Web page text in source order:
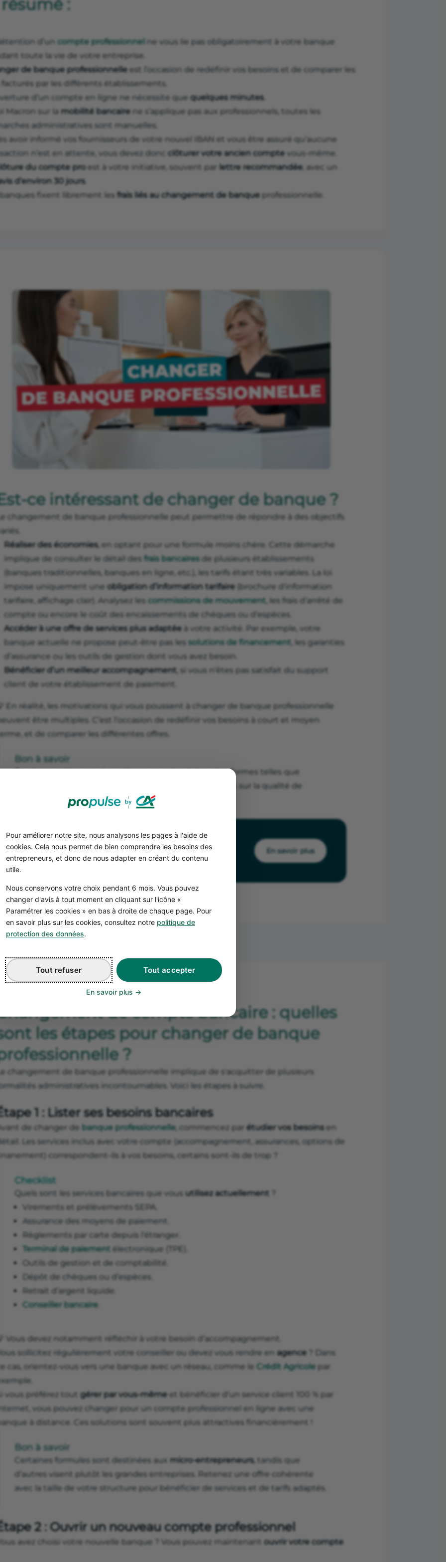
Pour améliorer notre site, nous analysons les pages à l'aide de
cookies. Cela nous permet de bien comprendre les besoins des
entrepreneurs, et donc de nous adapter en créant du contenu
utile.
Nous conservons votre choix pendant 6 mois. Vous pouvez
changer d'avis à tout moment en cliquant sur l'icône «
Paramétrer les cookies » en bas à droite de chaque page. Pour
en savoir plus sur les cookies, consultez notre politique de
protection des données.
Tout accepter
Tout refuser
En savoir plus
:
d’un compte professionnel ne vous lie pas obligatoirement à votre banque
toute la vie de votre entreprise.
de banque professionnelle est l’occasion de redéfinir vos besoins et de comparer les
facturés par les différents établissements.
d’un compte en ligne ne nécessite que quelques minutes.
Macron sur la mobilité bancaire ne s’applique pas aux professionnels, toutes les
administratives sont manuelles.
avoir informé vos fournisseurs de votre nouvel IBAN et vous être assuré qu’aucune
n’est en attente, vous devez donc clôturer votre ancien compte vous-même.
du compte proest à votre initiative, souvent par lettre recommandée, avec un
d’environ 30 jours.
fixent librement les frais liés au changement de banque professionnelle.
ce intéressant de changer de banque ?
changement de banque professionnelle peut permettre de répondre à des objectifs
Réaliser des économies, en optant pour une formule moins chère. Cette démarche
implique de consulter le détail des frais bancairesde plusieurs établissements
(banques traditionnelles, banques en ligne, etc.), les tarifs étant très variables. La loi
impose uniquement une obligation d’information tarifaire (brochure d'information
tarifaire, affichage clair). Analysez les commissions de mouvement , les frais d’arrêté de
compte ou encore le coût des encaissements de chèques ou d’espèces.
Accéder à une offre de services plus adaptée à votre activité. Par exemple, votre
banque actuelle ne propose peut-être pas les solutions de financement , les garanties
d’assurance ou les outils de gestion dont vous avez besoin.
Bénéficier d’un meilleur accompagnement , si vous n’êtes pas satisfait du support
client de votre établissement de paiement.
En réalité, les motivations qui vous poussent à changer de banque professionnelle
être multiples. C’est l’occasion de redéfinir vos besoins à court et moyen
et de comparer les différentes offres.
Bon à savoir
Étudiez aussi les avis des utilisateurs, grâce à des plateformes telles que
Trustpilot. Vous y trouverez des informations précieuses sur la qualité de
service offerte par les différents établissements !
Propulse by CA, votre compte pro
100 % en ligne
En savoir plus
de compte bancaire : quelles
les étapes pour changer de banque
?
changement de banque professionnelle implique de s'acquitter de plusieurs
administratives incontournables. Voici les étapes à suivre.
1 : Lister ses besoins bancaires
de changer de banque professionnelle, commencez par étudier vos besoinsen
Les services inclus avec votre compte (accompagnement, assurances, options de
correspondent-ils à vos besoins, certains sont-ils de trop ?
Checklist
Quels sont les services bancaires que vous utilisez actuellement
Virements et prélèvements SEPA.
Assurance des moyens de paiement.
Règlements par carte depuis l’étranger.
Terminal de paiement électronique (TPE).
Outils de gestion et de comptabilité.
Dépôt de chèques ou d’espèces.
Retrait d’argent liquide.
Conseiller bancaire.
Vous devez notamment réfléchir à votre besoin d’accompagnement.
sollicitez régulièrement votre conseiller ou devez vous rendre en agence ? Dans
cas, orientez-vous vers une banque avec un réseau, comme le Crédit Agricole par
vous préférez tout gérer par vous-même et bénéficier d’un service client 100 % par
vous pouvez changer pour un compte professionnel en ligne avec une
à distance. Ces solutions sont souvent plus attractives financièrement !
Bon à savoir
Certaines formules sont destinées aux micro-entrepreneurs, tandis que
d’autres visent plutôt les grandes entreprises. Retenez une offre cohérente
avec la taille de votre structure pour bénéficier de services et de tarifs adaptés.
2 : Ouvrir un nouveau compte professionnel
avez choisi votre nouvelle banque ? Vous pouvez maintenant ouvrir votre compte